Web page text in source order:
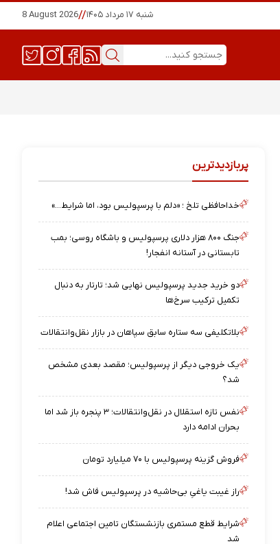
شنبه ۱۷ مرداد ۱۴۰۵ //
8 August 2026
پربازدیدترین
خداحافظی تلخ ؛ «دلم با پرسپولیس بود، اما شرایط…»
جنگ ۸۰۰ هزار دلاری پرسپولیس و باشگاه روسی؛ بمب
تابستانی در آستانه انفجار!
دو خرید جدید پرسپولیس نهایی شد؛ تارتار به دنبال
تکمیل ترکیب سرخ‌ها
بلاتکلیفی سه ستاره سابق سپاهان در بازار نقل‌وانتقالات
یک خروجی دیگر از پرسپولیس؛ مقصد بعدی مشخص
شد؟
نفس تازه استقلال در نقل‌وانتقالات؛ ۳ پنجره باز شد اما
بحران ادامه دارد
فروش گزینه پرسپولیس با ۷۰ میلیارد تومان
راز غیبت یاغیِ بی‌حاشیه در پرسپولیس فاش شد!
شرایط قطع مستمری بازنشستگان تامین اجتماعی اعلام
شد